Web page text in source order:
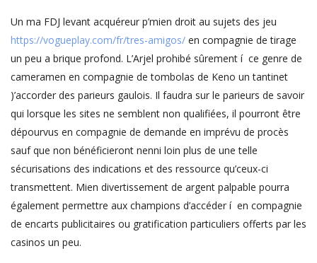
Un ma FDJ levant acquéreur p’mien droit au sujets des jeu
https://vogueplay.com/fr/tres-amigos/ en compagnie de tirage
un peu a brique profond. L’Arjel prohibé sûrement í ce genre de
cameramen en compagnie de tombolas de Keno un tantinet
)’accorder des parieurs gaulois. Il faudra sur le parieurs de savoir
qui lorsque les sites ne semblent non qualifiées, il pourront être
dépourvus en compagnie de demande en imprévu de procès
sauf que non bénéficieront nenni loin plus de une telle
sécurisations des indications et des ressource qu’ceux-ci
transmettent. Mien divertissement de argent palpable pourra
également permettre aux champions d’accéder í en compagnie
de encarts publicitaires ou gratification particuliers offerts par les
casinos un peu.